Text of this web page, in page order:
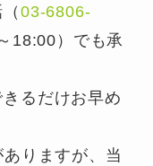
（03-6806-
18:00）でも承
るだけお早め
りますが、当